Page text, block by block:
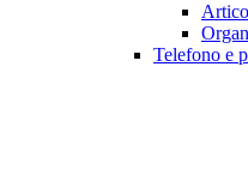
Telefono e